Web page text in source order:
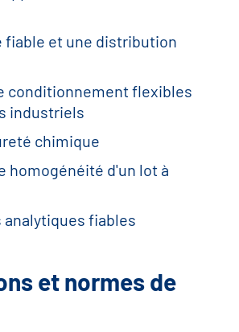
fiable et une distribution
conditionnement flexibles
industriels
chimique
homogénéité d'un lot à
fiables
et normes de